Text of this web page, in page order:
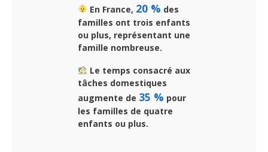
En France, 20 % des
familles ont trois enfants
ou plus, représentant une
famille nombreuse.
Le temps consacré aux
tâches domestiques
augmente de 35 % pour
les familles de quatre
enfants ou plus.